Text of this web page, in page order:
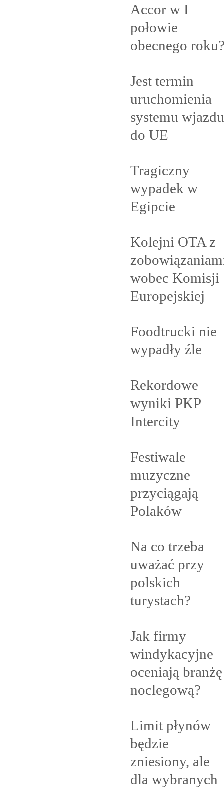
Accor w I
połowie
obecnego
Jest termin
uruchomienia
systemu wjazdu
do UE
Tragiczny
wypadek w
Egipcie
Kolejni OTA z
wobec Komisji
Europejskiej
Foodtrucki nie
wypadły źle
Rekordowe
wyniki PKP
Intercity
Festiwale
muzyczne
przyciągają
Polaków
Na co trzeba
uważać przy
polskich
turystach?
Jak firmy
windykacyjne
oceniają branżę
noclegową?
Limit płynów
będzie
zniesiony, ale
dla wybranych